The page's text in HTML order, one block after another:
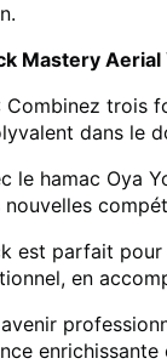
Mastery
Combinez trois
dans le
le hamac Oya
est parfait
en